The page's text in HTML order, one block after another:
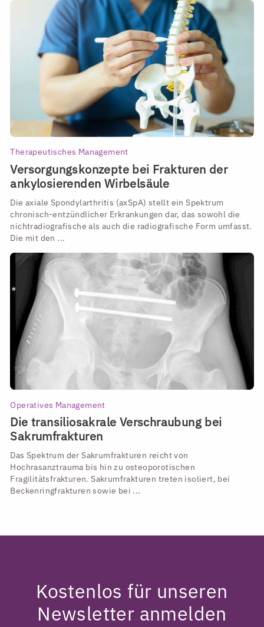
Therapeutisches Management
Versorgungskonzepte bei Frakturen der
ankylosierenden Wirbelsäule
Die axiale Spondylarthritis (axSpA) stellt ein Spektrum
chronisch-entzündlicher Erkrankungen dar, das sowohl die
nichtradiografische als auch die radiografische Form umfasst.
Die mit den ...
Operatives Management
Die transiliosakrale Verschraubung bei
Sakrumfrakturen
Das Spektrum der Sakrumfrakturen reicht von
Hochrasanztrauma bis hin zu osteoporotischen
Fragilitätsfrakturen. Sakrumfrakturen treten isoliert, bei
Beckenringfrakturen sowie bei ...
Kostenlos für unseren
Newsletter anmelden